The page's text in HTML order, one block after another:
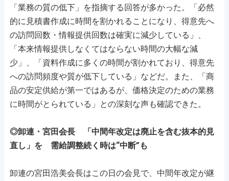
「業務の質の低下」を指摘する回答が多かった。「必然
的に見積書作成に時間を割かれることになり、得意先へ
の訪問回数・情報提供回数は確実に減少している」、
「本来情報提供しなくてはならない時間の大幅な減
少」、「資料作成に多くの時間が割かれており、得意先
への訪問頻度や質が低下している」などだ。また、「商
品の安定供給が第一ではあるが、価格決定のための業務
に時間がとられている」との深刻な声も確認できた。
◎卸連・宮田会長 「中間年改定は廃止を含む抜本的見
直し」を 需給調整続く時は“中断”も
卸連の宮田浩美会長はこの日の会見で、中間年改定が継